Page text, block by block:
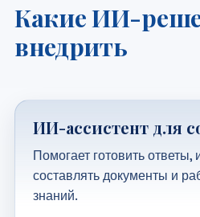
Какие ИИ-
внедрить
ИИ-ассистент для
Помогает готовить
составлять документы и
знаний.